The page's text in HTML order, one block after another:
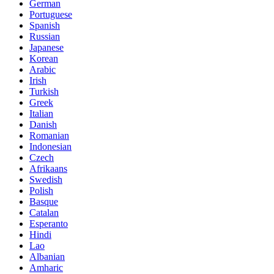
German
Portuguese
Spanish
Russian
Japanese
Korean
Arabic
Irish
Turkish
Greek
Italian
Danish
Romanian
Indonesian
Czech
Afrikaans
Swedish
Polish
Basque
Catalan
Esperanto
Hindi
Lao
Albanian
Amharic